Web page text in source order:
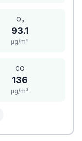
O₃
93.1
μg/m³
CO
136
μg/m³